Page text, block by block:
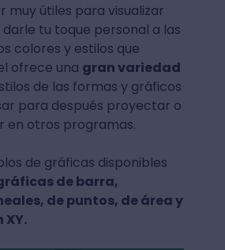
muy útiles para visualizar
tu toque personal a las
colores y estilos que
ofrece una gran variedad
de las formas y gráficos
para después proyectar o
en otros programas.
de gráficas disponibles
de barra,
de puntos, de área y
XY.